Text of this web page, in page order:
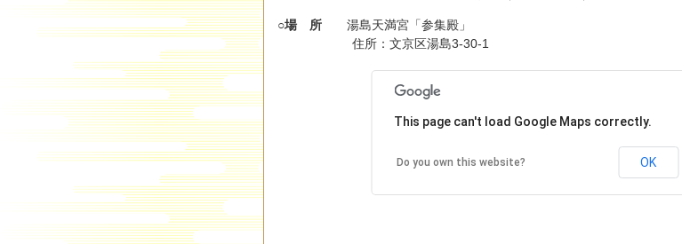
○場 所 湯島天満宮「参集殿」
住所：文京区湯島3-30-1
This page can't load Google Maps correctly.
Do you own this website? OK